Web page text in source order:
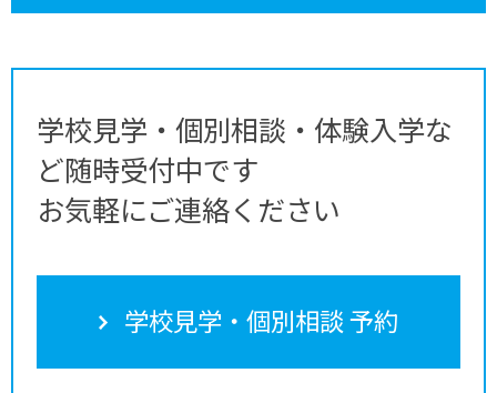
学校見学・個別相談・体験入学な
ど随時受付中です
お気軽にご連絡ください
学校見学・個別相談 予約